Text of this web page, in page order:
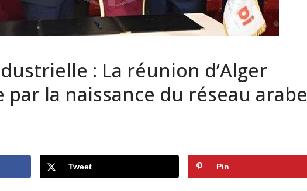
: La réunion d’Alger
la naissance du réseau arabe
Tweet Pin